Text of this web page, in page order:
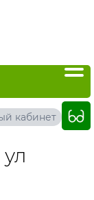
кабинет